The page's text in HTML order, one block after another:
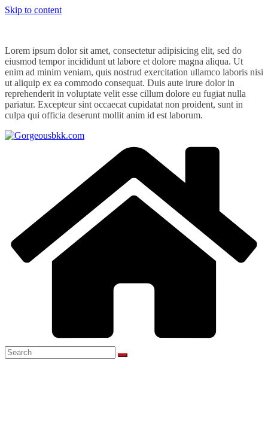
Skip to content
Lorem ipsum dolor sit amet, consectetur adipisicing elit, sed do
eiusmod tempor incididunt ut labore et dolore magna aliqua. Ut
enim ad minim veniam, quis nostrud exercitation ullamco laboris nisi
ut aliquip ex ea commodo consequat. Duis aute irure dolor in
reprehenderit in voluptate velit esse cillum dolore eu fugiat nulla
pariatur. Excepteur sint occaecat cupidatat non proident, sunt in
culpa qui officia deserunt mollit anim id est laborum.